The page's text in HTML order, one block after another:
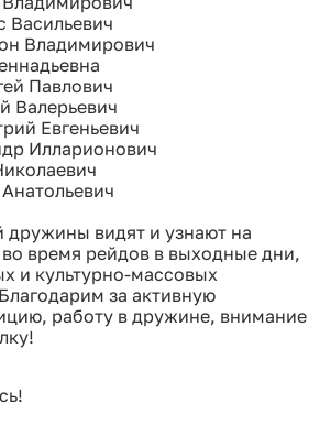
Васильевич
Владимирович
Павлович
Валерьевич
Евгеньевич
Илларионович
дружины видят и узнают на
время рейдов в выходные дни,
и культурно-массовых
за активную
работу в дружине, внимание